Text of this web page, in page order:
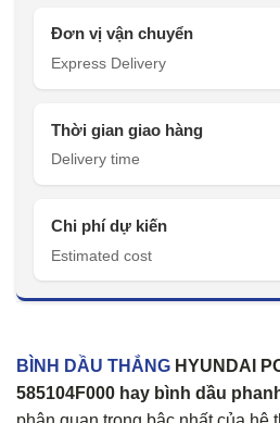
Đơn vị vận chuyển
Express Delivery
Thời gian giao hàng
Delivery time
Chi phí dự kiến
Estimated cost
BÌNH DẦU THẮNG HYUNDAI
585104F000 hay bình dầu